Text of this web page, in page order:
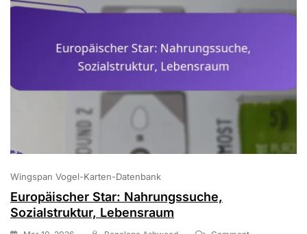
Wingspan Vogel-Karten-Datenbank
Europäischer Star: Nahrungssuche,
Sozialstruktur, Lebensraum